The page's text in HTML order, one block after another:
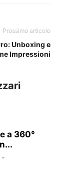
Prossimo articolo
Unboxing e
Impressioni
a 360°
-